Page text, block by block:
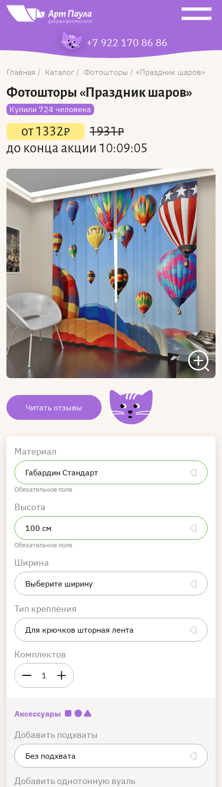
+7 922 170 86 86
Главная Каталог Фотошторы Праздник шаров
Фотошторы «Праздник шаров»
Купили 724 человека
от1332₽ 1931₽
до конца акции 10:09:05
Читать отзывы
Материал
Обязательное поле
Высота
Обязательное поле
Ширина
Тип крепления
Комплектов
1
Аксессуары
Добавить подхваты
Добавить однотонную вуаль